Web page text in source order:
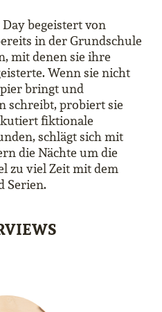
begeistert von
in der Grundschule
mit denen sie ihre
Wenn sie nicht
bringt und
schreibt, probiert sie
fiktionale
schlägt sich mit
die Nächte um die
zu viel Zeit mit dem
Serien.